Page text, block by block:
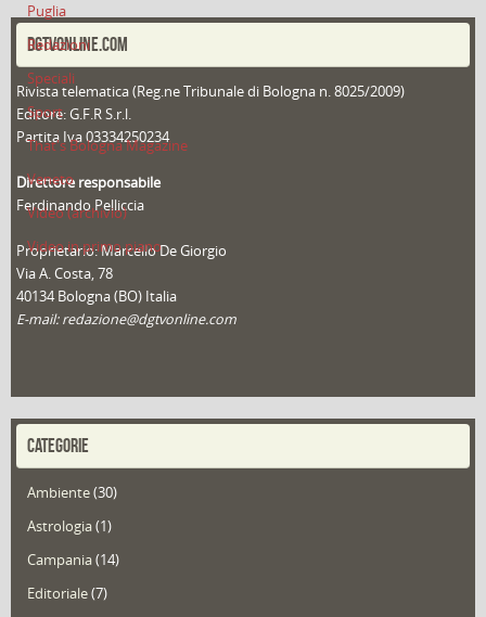
Puglia
Redazioni
Speciali
Sport
That's Bologna Magazine
Veneto
Video (archivio)
Video in primo piano
DGTVONLINE.COM
Rivista telematica (Reg.ne Tribunale di Bologna n. 8025/2009)
Editore: G.F.R S.r.l.
Partita Iva 03334250234
Direttore responsabile
Ferdinando Pelliccia
Proprietario: Marcello De Giorgio
Via A. Costa, 78
40134 Bologna (BO) Italia
E-mail: redazione@dgtvonline.com
CATEGORIE
Ambiente(30)
Astrologia(1)
Campania(14)
Editoriale(7)